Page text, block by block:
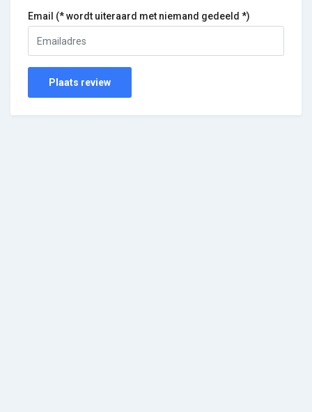
Email (* wordt uiteraard met niemand gedeeld *)
Plaats review